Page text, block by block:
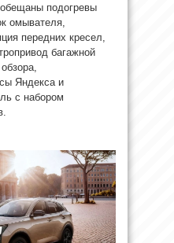
подогревы
омывателя,
передних кресел,
багажной
Яндекса и
с набором